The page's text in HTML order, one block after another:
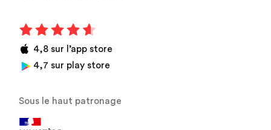
4,8 sur l’app store
4,7 sur play store
Sous le haut patronage